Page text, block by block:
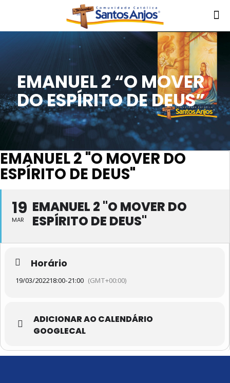
EMANUEL 2 “O MOVER
DO ESPÍRITO DE DEUS”
EMANUEL 2 "O MOVER DO
ESPÍRITO DE DEUS"
19
MAR
EMANUEL 2 "O MOVER DO
ESPÍRITO DE DEUS"
Horário
19/03/202218:00-21:00 (GMT+00:00)
ADICIONAR AO CALENDÁRIO
GOOGLECAL